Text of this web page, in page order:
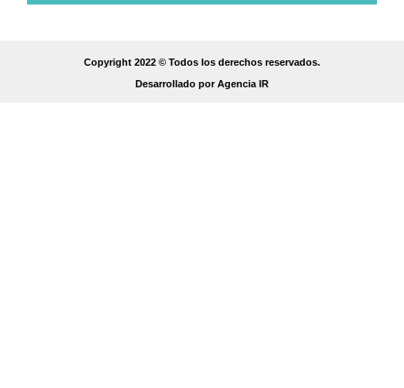
Copyright 2022 © Todos los derechos reservados.
Desarrollado por Agencia IR